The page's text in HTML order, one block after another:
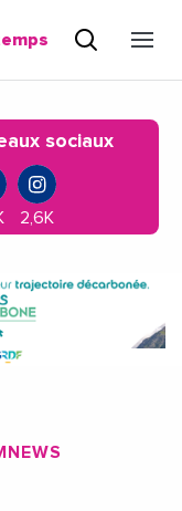
sociaux
2,6K